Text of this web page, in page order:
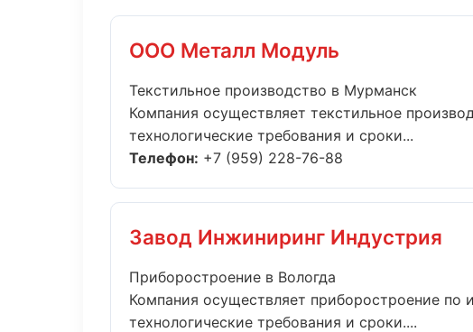
ООО Металл Модуль
Текстильное производство в Мурманск
Компания осуществляет текстильное
технологические требования и сроки...
Телефон: +7 (959) 228-76-88
Завод Инжиниринг Индустрия
Приборостроение в Вологда
Компания осуществляет приборостроение по
технологические требования и сроки....